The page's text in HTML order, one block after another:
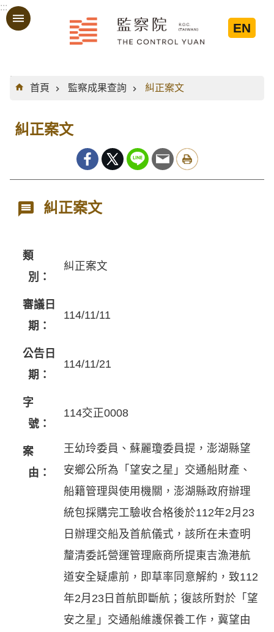
跳到主要內容區塊
:::
EN
:::
首頁
監察成果查詢 糾正案文
糾正案文
糾正案文
類
別：
糾正案文
審議日
期：
114/11/11
公告日
期：
114/11/21
字
號：
114交正0008
案
由：
王幼玲委員、蘇麗瓊委員提，澎湖縣望
安鄉公所為「望安之星」交通船財產、
船籍管理與使用機關，澎湖縣政府辦理
統包採購完工驗收合格後於112年2月23
日辦理交船及首航儀式，該所在未查明
釐清委託營運管理廠商所提東吉漁港航
道安全疑慮前，即草率同意解約，致112
年2月23日首航即斷航；復該所對於「望
安之星」交通船維護保養工作，冀望由